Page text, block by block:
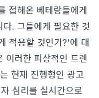
접해온 베테랑들에게
. 그들에게 필요한 것
적용할 것인가?'에 대
이러한 피상적인 트렌
현재 진행형인 광고
심리를 실시간으로